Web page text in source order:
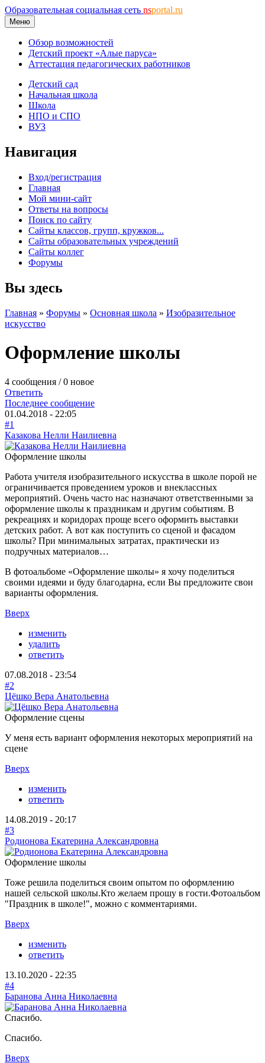
Образовательная социальная сеть nsportal.ru
Меню
Обзор возможностей
Детский проект «Алые паруса»
Аттестация педагогических работников
Детский сад
Начальная школа
Школа
НПО и СПО
ВУЗ
Навигация
Вход/регистрация
Главная
Мой мини-сайт
Ответы на вопросы
Поиск по сайту
Сайты классов, групп, кружков...
Сайты образовательных учреждений
Сайты коллег
Форумы
Вы здесь
Главная » Форумы » Основная школа » Изобразительное
искусство
Оформление школы
4 сообщения / 0 новое
Ответить
Последнее сообщение
01.04.2018 - 22:05
#1
Казакова Нелли Наилиевна
Оформление школы
Работа учителя изобразительного искусства в школе порой не
ограничивается проведением уроков и внеклассных
мероприятий. Очень часто нас назначают ответственными за
оформление школы к праздникам и другим событиям. В
рекреациях и коридорах проще всего оформить выставки
детских работ. А вот как поступить со сценой и фасадом
школы? При минимальных затратах, практически из
подручных материалов…
В фотоальбоме «Оформление школы» я хочу поделиться
своими идеями и буду благодарна, если Вы предложите свои
варианты оформления.
Вверх
изменить
удалить
ответить
07.08.2018 - 23:54
#2
Цёшко Вера Анатольевна
Оформление сцены
У меня есть вариант оформления некоторых мероприятий на
сцене
Вверх
изменить
ответить
14.08.2019 - 20:17
#3
Родионова Екатерина Александровна
Оформление школы
Тоже решила поделиться своим опытом по оформлению
нашей сельской школы.Кто желаем прошу в гости.Фотоальбом
"Праздник в школе!", можно с комментариями.
Вверх
изменить
ответить
13.10.2020 - 22:35
#4
Баранова Анна Николаевна
Спасибо.
Спасибо.
Вверх